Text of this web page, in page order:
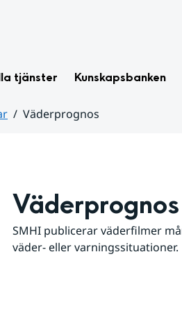
tjänster Kunskapsbanken
Väderprognos
Väderprognos
SMHI publicerar väderfilmer
väder- eller varningssituationer.